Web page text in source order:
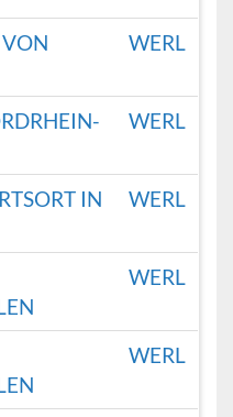
WERL
WERL
IN
WERL
WERL
WERL